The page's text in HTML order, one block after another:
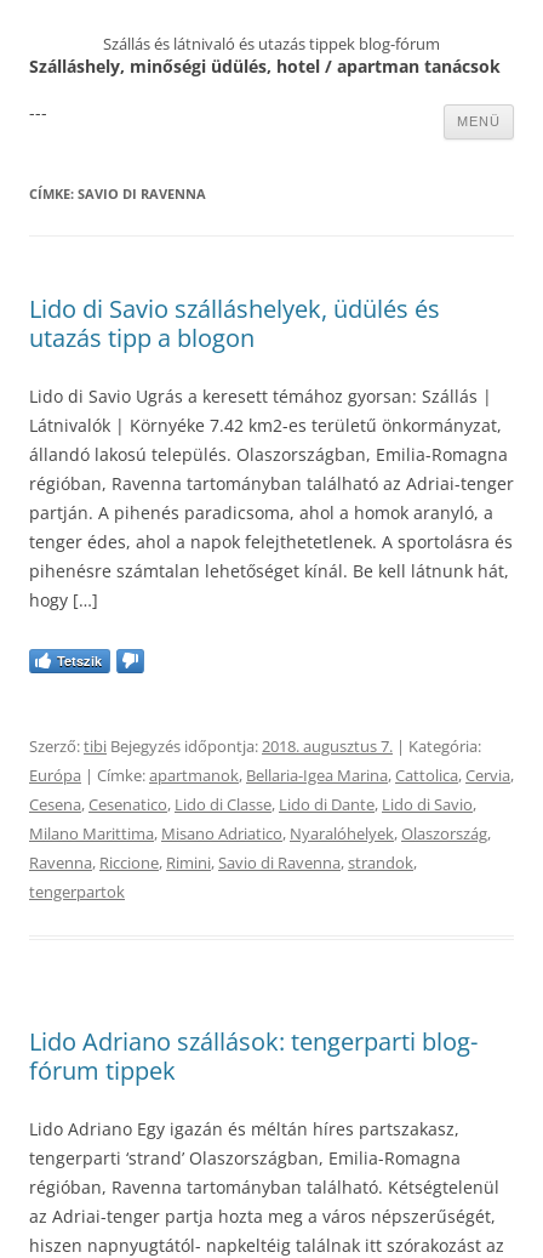
Szállás és látnivaló és utazás tippek blog-fórum
Szálláshely, minőségi üdülés, hotel / apartman tanácsok
MENÜ
---
CÍMKE: SAVIO DI RAVENNA
Lido di Savio szálláshelyek, üdülés és
utazás tipp a blogon
Lido di Savio Ugrás a keresett témához gyorsan: Szállás |
Látnivalók | Környéke 7.42 km2-es területű önkormányzat,
állandó lakosú település. Olaszországban, Emilia-Romagna
régióban, Ravenna tartományban található az Adriai-tenger
partján. A pihenés paradicsoma, ahol a homok aranyló, a
tenger édes, ahol a napok felejthetetlenek. A sportolásra és
pihenésre számtalan lehetőséget kínál. Be kell látnunk hát,
hogy […]
Tetszik
Szerző:tibi Bejegyzés időpontja:2018. augusztus 7. | Kategória:
Európa | Címke:apartmanok, Bellaria-Igea Marina,Cattolica,Cervia,
Cesena,Cesenatico, Lido di Classe, Lido di Dante, Lido di Savio,
Milano Marittima, Misano Adriatico, Nyaralóhelyek,Olaszország,
Ravenna, Riccione, Rimini,Savio di Ravenna,strandok,
tengerpartok
Lido Adriano szállások: tengerparti blog-
fórum tippek
Lido Adriano Egy igazán és méltán híres partszakasz,
tengerparti ‘strand’ Olaszországban, Emilia-Romagna
régióban, Ravenna tartományban található. Kétségtelenül
az Adriai-tenger partja hozta meg a város népszerűségét,
hiszen napnyugtától- napkeltéig találnak itt szórakozást az